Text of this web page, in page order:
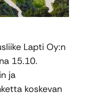
Lapti Oy:n
15.10.
ja
koskevan